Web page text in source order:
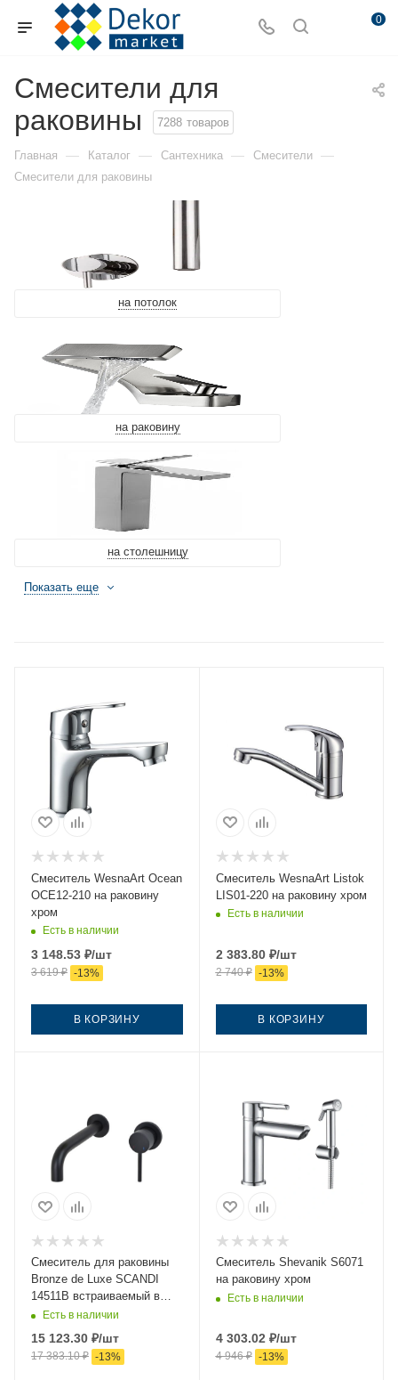
0
Смесители для
раковины
7288 товаров
Главная — Каталог — Сантехника — Смесители —
Смесители для раковины
на потолок
на раковину
на столешницу
Показать еще
Смеситель WesnaArt Ocean
OCE12-210 на раковину
хром
Есть в наличии
3 148.53 ₽/шт
3 619₽ -13%
В КОРЗИНУ
Смеситель WesnaArt Listok
LIS01-220 на раковину хром
Есть в наличии
2 383.80₽/шт
2 740₽ -13%
В КОРЗИНУ
Смеситель для раковины
Bronze de Luxe SCANDI
14511B встраиваемый в
стену черный
Есть в наличии
15 123.30 ₽/шт
17 383.10₽ -13%
Смеситель Shevanik S6071
на раковину хром
Есть в наличии
4 303.02 ₽/шт
4 946₽ -13%